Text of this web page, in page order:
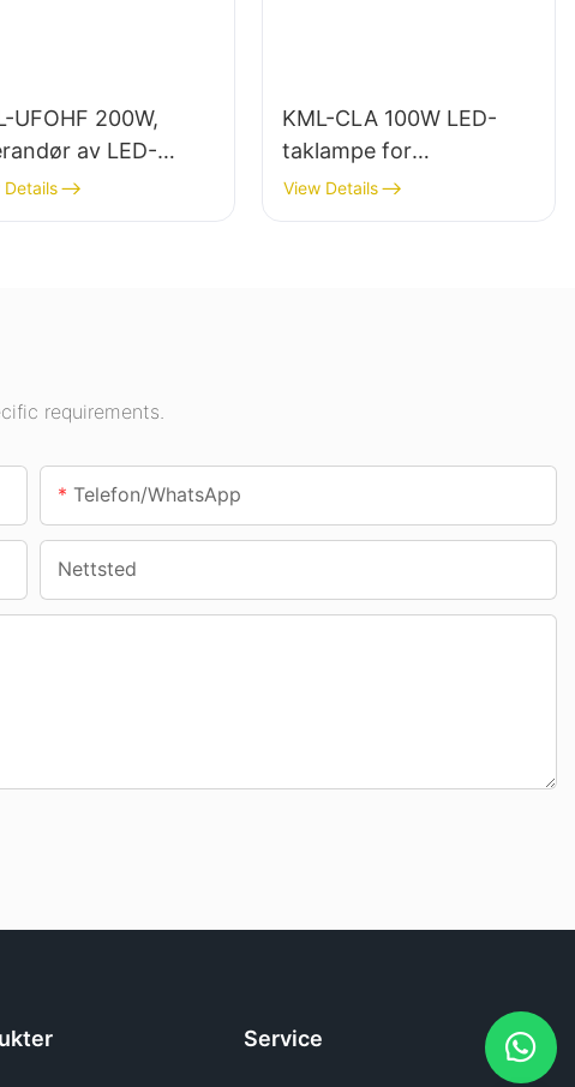
UFOHF 200W,
av LED-
for
i
Details
KML-CLA 100W LED-
taklampe for
innendørsområder som
bensinstasjoner og
View Details
requirements.
Telefon/whatsApp
Nettsted
Service